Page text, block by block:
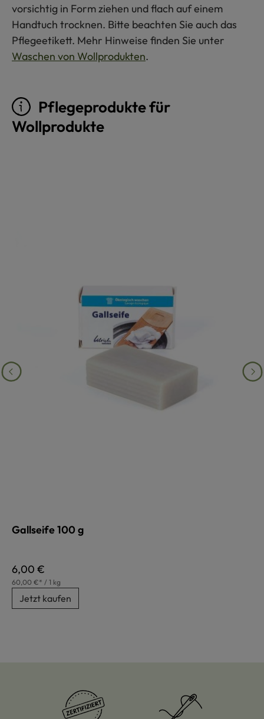
vorsichtig in Form ziehen und flach auf einem
Handtuch trocknen. Bitte beachten Sie auch das
Pflegeetikett. Mehr Hinweise finden Sie unter
Waschen von Wollprodukten.
Pflegeprodukte für
Wollprodukte
Gallseife 100 g
Regulärer Preis:
6,00 €
60,00 €* / 1 kg
Jetzt kaufen